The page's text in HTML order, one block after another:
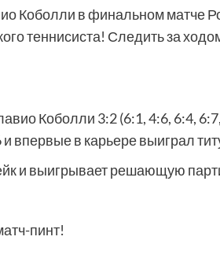
Коболли в финальном матче
теннисиста! Следить за
Коболли 3:2 (6:1, 4:6, 6:4,
впервые в карьере выиграл
и выигрывает решающую
пинт!